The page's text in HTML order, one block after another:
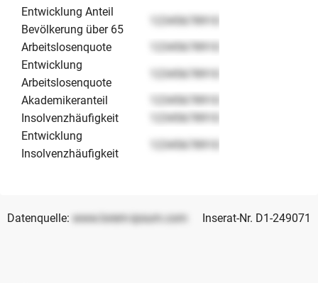
Entwicklung Anteil
Bevölkerung über 65
12345678910
Arbeitslosenquote
12345678910
Entwicklung
Arbeitslosenquote
12345678910
Akademikeranteil
12345678910
Insolvenzhäufigkeit
12345678910
Entwicklung
Insolvenzhäufigkeit
12345678910
Datenquelle: www.lorem-ipsum.com Inserat-Nr. D1-249071